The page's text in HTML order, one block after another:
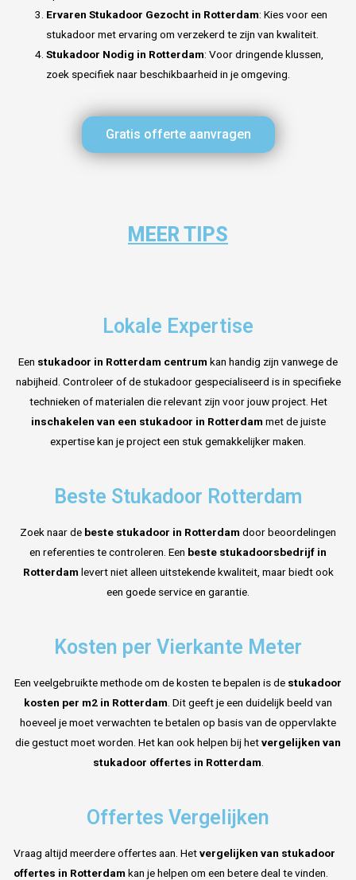
Ervaren Stukadoor Gezocht in Rotterdam: Kies voor een
stukadoor met ervaring om verzekerd te zijn van kwaliteit.
Stukadoor Nodig in Rotterdam: Voor dringende klussen,
zoek specifiek naar beschikbaarheid in je omgeving.
Gratis offerte aanvragen
MEER TIPS
Lokale Expertise
Een stukadoor in Rotterdam centrum kan handig zijn vanwege de
nabijheid. Controleer of de stukadoor gespecialiseerd is in specifieke
technieken of materialen die relevant zijn voor jouw project. Het
inschakelen van een stukadoor in Rotterdam met de juiste
expertise kan je project een stuk gemakkelijker maken.
Beste Stukadoor Rotterdam
Zoek naar de beste stukadoor in Rotterdam door beoordelingen
en referenties te controleren. Een beste stukadoorsbedrijf in
Rotterdam levert niet alleen uitstekende kwaliteit, maar biedt ook
een goede service en garantie.
Kosten per Vierkante Meter
Een veelgebruikte methode om de kosten te bepalen is de stukadoor
kosten per m2 in Rotterdam . Dit geeft je een duidelijk beeld van
hoeveel je moet verwachten te betalen op basis van de oppervlakte
die gestuct moet worden. Het kan ook helpen bij hetvergelijken van
stukadoor offertes in Rotterdam
Offertes Vergelijken
Vraag altijd meerdere offertes aan. Hetvergelijken van stukadoor
offertes in Rotterdam kan je helpen om een betere deal te vinden.